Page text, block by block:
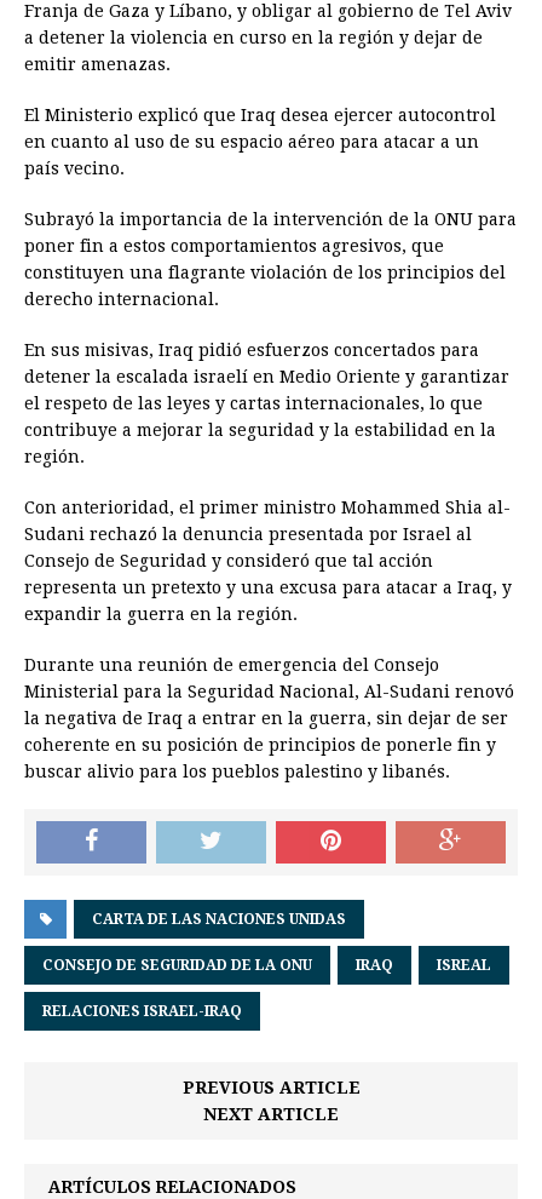
Franja de Gaza y Líbano, y obligar al gobierno de Tel Aviv
a detener la violencia en curso en la región y dejar de
emitir amenazas.
El Ministerio explicó que Iraq desea ejercer autocontrol
en cuanto al uso de su espacio aéreo para atacar a un
país vecino.
Subrayó la importancia de la intervención de la ONU para
poner fin a estos comportamientos agresivos, que
constituyen una flagrante violación de los principios del
derecho internacional.
En sus misivas, Iraq pidió esfuerzos concertados para
detener la escalada israelí en Medio Oriente y garantizar
el respeto de las leyes y cartas internacionales, lo que
contribuye a mejorar la seguridad y la estabilidad en la
región.
Con anterioridad, el primer ministro Mohammed Shia al-
Sudani rechazó la denuncia presentada por Israel al
Consejo de Seguridad y consideró que tal acción
representa un pretexto y una excusa para atacar a Iraq, y
expandir la guerra en la región.
Durante una reunión de emergencia del Consejo
Ministerial para la Seguridad Nacional, Al-Sudani renovó
la negativa de Iraq a entrar en la guerra, sin dejar de ser
coherente en su posición de principios de ponerle fin y
buscar alivio para los pueblos palestino y libanés.
CARTA DE LAS NACIONES UNIDAS
CONSEJO DE SEGURIDAD DE LA ONU IRAQ ISREAL
RELACIONES ISRAEL-IRAQ
PREVIOUS ARTICLE
NEXT ARTICLE
ARTÍCULOS RELACIONADOS